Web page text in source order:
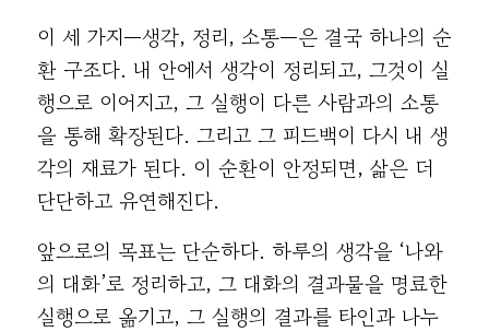
이 세 가지—생각, 정리, 소통—은 결국 하나의 순
환 구조다. 내 안에서 생각이 정리되고, 그것이 실
행으로 이어지고, 그 실행이 다른 사람과의 소통
을 통해 확장된다. 그리고 그 피드백이 다시 내 생
각의 재료가 된다. 이 순환이 안정되면, 삶은 더
단단하고 유연해진다.
앞으로의 목표는 단순하다. 하루의 생각을 ‘나와
의 대화’로 정리하고, 그 대화의 결과물을 명료한
실행으로 옮기고, 그 실행의 결과를 타인과 나누